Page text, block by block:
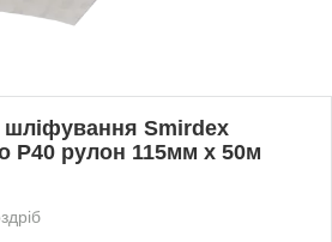
шліфування Smirdex
P40 рулон 115мм х 50м